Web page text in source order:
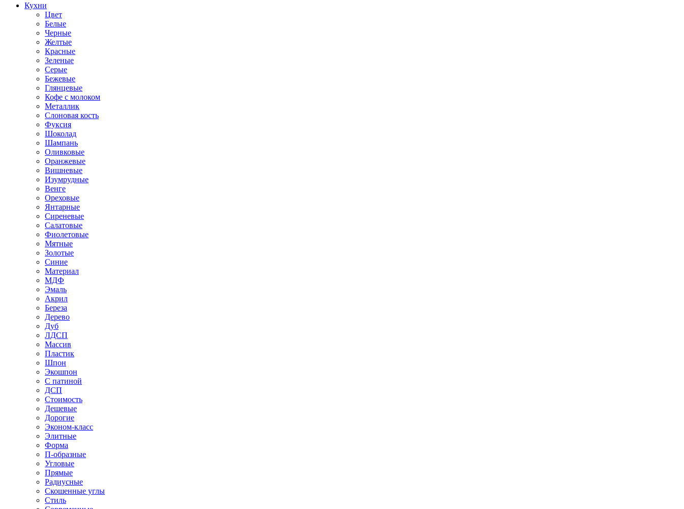
Кухни
Цвет
Белые
Черные
Желтые
Красные
Зеленые
Серые
Бежевые
Глянцевые
Кофе с молоком
Металлик
Слоновая кость
Фуксия
Шоколад
Шампань
Оливковые
Оранжевые
Вишневые
Изумрудные
Венге
Ореховые
Янтарные
Сиреневые
Салатовые
Фиолетовые
Мятные
Золотые
Синие
Материал
МДФ
Эмаль
Акрил
Береза
Дерево
Дуб
ЛДСП
Массив
Пластик
Шпон
Экошпон
С патиной
ДСП
Стоимость
Дешевые
Дорогие
Эконом-класс
Элитные
Форма
П-образные
Угловые
Прямые
Радиусные
Скошенные углы
Стиль